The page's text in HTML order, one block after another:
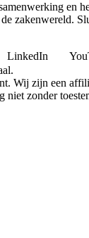
en
zakenwereld.
LinkedIn
Wij zijn een
zonder